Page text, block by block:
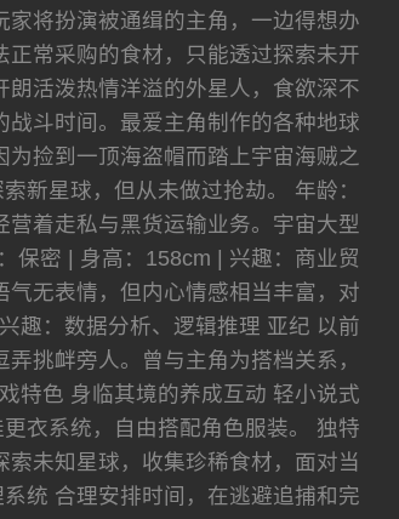
将扮演被通缉的主角，一边得想办
常采购的食材，只能透过探索未开
活泼热情洋溢的外星人，食欲深不
斗时间。最爱主角制作的各种地球
捡到一顶海盗帽而踏上宇宙海贼之
新星球，但从未做过抢劫。 年龄：
着走私与黑货运输业务。宇宙大型
保密 | 身高：158cm | 兴趣：商业贸
无表情，但内心情感相当丰富，对
趣：数据分析、逻辑推理 亚纪 以前
挑衅旁人。曾与主角为搭档关系，
特色 身临其境的养成互动 轻小说式
衣系统，自由搭配角色服装。 独特
未知星球，收集珍稀食材，面对当
统 合理安排时间，在逃避追捕和完